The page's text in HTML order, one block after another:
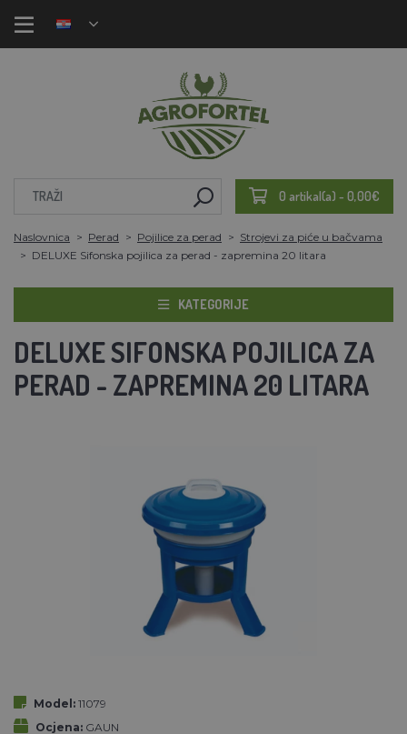
0 artikal(a) - 0,00€
Naslovnica Perad Pojilice za perad
Strojevi za piće u bačvama
DELUXE Sifonska pojilica za perad - zapremina 20 litara
KATEGORIJE
DELUXE SIFONSKA POJILICA ZA
PERAD - ZAPREMINA 20 LITARA
Model: 11079
Ocjena: GAUN